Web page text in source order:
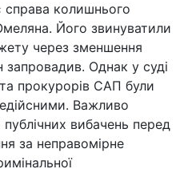
колишнього
Його звинуватили
через зменшення
запровадив. Однак у суді
прокурорів САП були
Важливо
вибачень перед
за неправомірне